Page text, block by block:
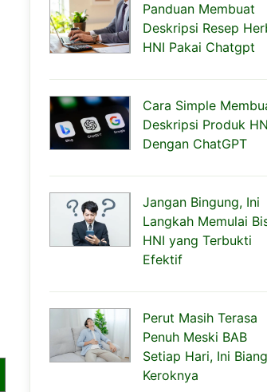
Panduan Membuat
Deskripsi Resep
HNI Pakai Chatgpt
Cara Simple
Deskripsi Produk
Dengan ChatGPT
Jangan Bingung, Ini
Langkah Memulai
HNI yang Terbukti
Efektif
Perut Masih Terasa
Penuh Meski BAB
Setiap Hari, Ini Biang
Keroknya